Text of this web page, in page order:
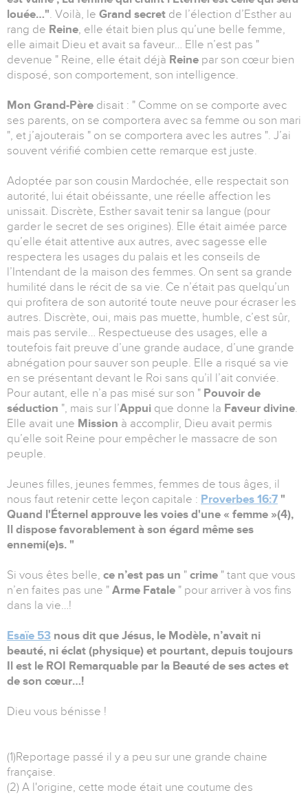
louée…". Voilà, le Grand secret de l’élection d’Esther au
rang de Reine, elle était bien plus qu’une belle femme,
elle aimait Dieu et avait sa faveur… Elle n’est pas "
devenue " Reine, elle était déjà Reine par son cœur bien
disposé, son comportement, son intelligence.
Mon Grand-Père disait : " Comme on se comporte avec
ses parents, on se comportera avec sa femme ou son mari
", et j’ajouterais " on se comportera avec les autres ". J’ai
souvent vérifié combien cette remarque est juste.
Adoptée par son cousin Mardochée, elle respectait son
autorité, lui était obéissante, une réelle affection les
unissait. Discrète, Esther savait tenir sa langue (pour
garder le secret de ses origines). Elle était aimée parce
qu’elle était attentive aux autres, avec sagesse elle
respectera les usages du palais et les conseils de
l’Intendant de la maison des femmes. On sent sa grande
humilité dans le récit de sa vie. Ce n’était pas quelqu’un
qui profitera de son autorité toute neuve pour écraser les
autres. Discrète, oui, mais pas muette, humble, c’est sûr,
mais pas servile… Respectueuse des usages, elle a
toutefois fait preuve d’une grande audace, d’une grande
abnégation pour sauver son peuple. Elle a risqué sa vie
en se présentant devant le Roi sans qu’il l’ait conviée.
Pour autant, elle n’a pas misé sur son " Pouvoir de
séduction ", mais sur l’Appui que donne la Faveur divine.
Elle avait une Mission à accomplir, Dieu avait permis
qu’elle soit Reine pour empêcher le massacre de son
peuple.
Jeunes filles, jeunes femmes, femmes de tous âges, il
nous faut retenir cette leçon capitale : Proverbes 16:7 "
Quand l'Éternel approuve les voies d'une « femme »(4),
Il dispose favorablement à son égard même ses
ennemi(e)s. "
Si vous êtes belle, ce n’est pas un " crime " tant que vous
n’en faites pas une " Arme Fatale " pour arriver à vos fins
dans la vie…!
Esaïe 53 nous dit que Jésus, le Modèle, n’avait ni
beauté, ni éclat (physique) et pourtant, depuis toujours
Il est le ROI Remarquable par la Beauté de ses actes et
de son cœur…!
Dieu vous bénisse !
(1)Reportage passé il y a peu sur une grande chaine
française.
(2) A l'origine, cette mode était une coutume des